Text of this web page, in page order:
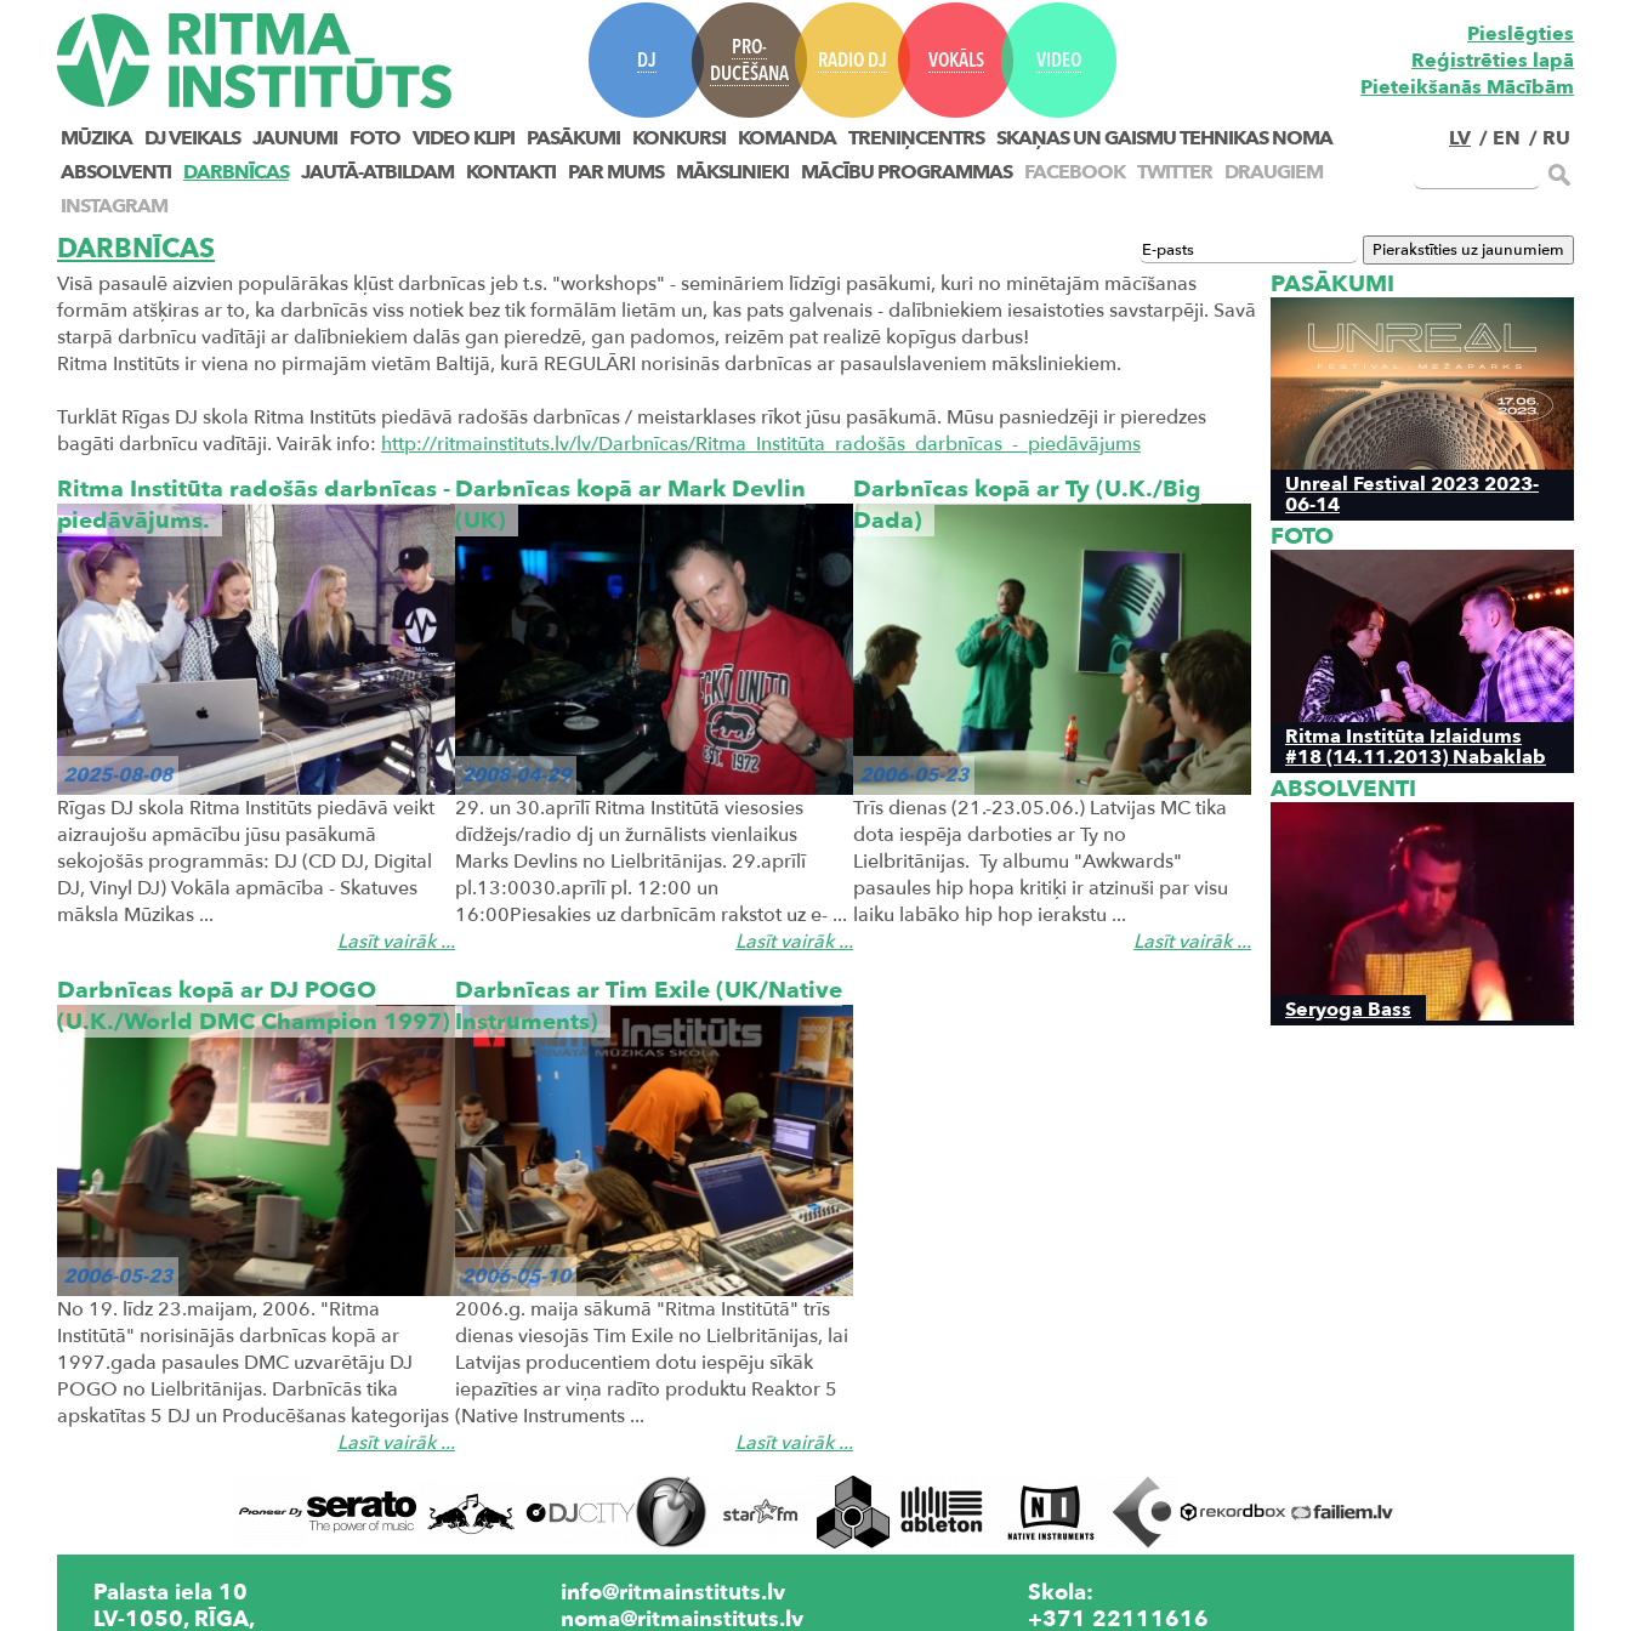
DJ
PRO-
DUCĒŠANA
RADIO DJ VOKĀLS VIDEO
Pieslēgties
Reģistrēties lapā
Pieteikšanās Mācībām
MŪZIKA DJ VEIKALS JAUNUMI FOTO VIDEO KLIPI PASĀKUMI KONKURSI KOMANDA TRENIŅCENTRS SKAŅAS UN GAISMU TEHNIKAS NOMA
ABSOLVENTI DARBNĪCAS JAUTĀ-ATBILDAM KONTAKTI PAR MUMS MĀKSLINIEKI MĀCĪBU PROGRAMMAS FACEBOOK TWITTER DRAUGIEM
INSTAGRAM
LV / EN / RU
DARBNĪCAS
Visā pasaulē aizvien populārākas kļūst darbnīcas jeb t.s. "workshops" - semināriem līdzīgi pasākumi, kuri no minētajām mācīšanas
formām atšķiras ar to, ka darbnīcās viss notiek bez tik formālām lietām un, kas pats galvenais - dalībniekiem iesaistoties savstarpēji. Savā
starpā darbnīcu vadītāji ar dalībniekiem dalās gan pieredzē, gan padomos, reizēm pat realizē kopīgus darbus!
Ritma Institūts ir viena no pirmajām vietām Baltijā, kurā REGULĀRI norisinās darbnīcas ar pasaulslaveniem māksliniekiem.
Turklāt Rīgas DJ skola Ritma Institūts piedāvā radošās darbnīcas / meistarklases rīkot jūsu pasākumā. Mūsu pasniedzēji ir pieredzes
bagāti darbnīcu vadītāji. Vairāk info: http://ritmainstituts.lv/lv/Darbnīcas/Ritma_Institūta_radošās_darbnīcas_-_piedāvājums
Ritma Institūta radošās darbnīcas -
piedāvājums.
2025-08-08
Rīgas DJ skola Ritma Institūts piedāvā veikt
aizraujošu apmācību jūsu pasākumā
sekojošās programmās: DJ (CD DJ, Digital
DJ, Vinyl DJ) Vokāla apmācība - Skatuves
māksla Mūzikas ...
Lasīt vairāk ...
Darbnīcas kopā ar Mark Devlin
(UK)
2008-04-29
29. un 30.aprīlī Ritma Institūtā viesosies
dīdžejs/radio dj un žurnālists vienlaikus
Marks Devlins no Lielbritānijas. 29.aprīlī
pl.13:0030.aprīlī pl. 12:00 un
16:00Piesakies uz darbnīcām rakstot uz e- ...
Lasīt vairāk ...
Darbnīcas kopā ar Ty (U.K./Big
Dada)
2006-05-23
Trīs dienas (21.-23.05.06.) Latvijas MC tika
dota iespēja darboties ar Ty no
Lielbritānijas. Ty albumu "Awkwards"
pasaules hip hopa kritiķi ir atzinuši par visu
laiku labāko hip hop ierakstu ...
Lasīt vairāk ...
Darbnīcas kopā ar DJ POGO
(U.K./World DMC Champion 1997)
2006-05-23
No 19. līdz 23.maijam, 2006. "Ritma
Institūtā" norisinājās darbnīcas kopā ar
1997.gada pasaules DMC uzvarētāju DJ
POGO no Lielbritānijas. Darbnīcās tika
apskatītas 5 DJ un Producēšanas kategorijas
Lasīt vairāk ...
Darbnīcas ar Tim Exile (UK/Native
Instruments)
2006-05-10
2006.g. maija sākumā "Ritma Institūtā" trīs
dienas viesojās Tim Exile no Lielbritānijas, lai
Latvijas producentiem dotu iespēju sīkāk
iepazīties ar viņa radīto produktu Reaktor 5
(Native Instruments ...
Lasīt vairāk ...
PASĀKUMI
Unreal Festival 2023 2023-
06-14
FOTO
Ritma Institūta Izlaidums
#18 (14.11.2013) Nabaklab
ABSOLVENTI
Seryoga Bass
Palasta iela 10
LV-1050, RĪGA,
info@ritmainstituts.lv
noma@ritmainstituts.lv
Skola:
+371 22111616